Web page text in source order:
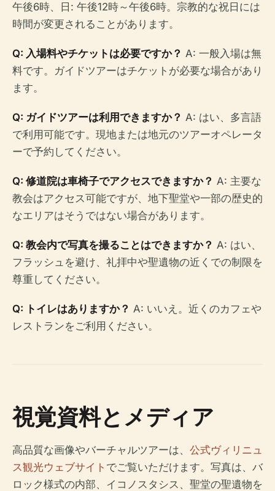
午後6時、日: 午後12時～午後6時。宗教的な祝日には
時間が変更されることがあります。
Q: 入場料やチケットは必要ですか？ A: 一般入場は無
料です。ガイドツアーはチケットが必要な場合があり
ます。
Q: ガイドツアーは利用できますか？ A: はい、多言語
で利用可能です。現地または地元のツアーオペレータ
ーで予約してください。
Q: 修道院は車椅子でアクセスできますか？ A: 主要な
教会はアクセス可能ですが、地下聖堂や一部の歴史的
なエリアはそうではない場合があります。
Q: 教会内で写真を撮ることはできますか？ A: はい、
フラッシュを避け、礼拝中や聖遺物の近くでの制限を
尊重してください。
Q: トイレはありますか？ A: いいえ。近くのカフェや
レストランをご利用ください。
視覚資料とメディア
高品質な画像やバーチャルツアーは、 公式ヴィリニュ
ス観光ウェブサイト でご覧いただけます。写真は、バ
ロック様式の内部、イコノスタシス、聖堂の聖遺物を